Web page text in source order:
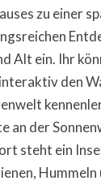
zu einer
Alt ein. Ihr
den
an der
steht ein
Hummeln